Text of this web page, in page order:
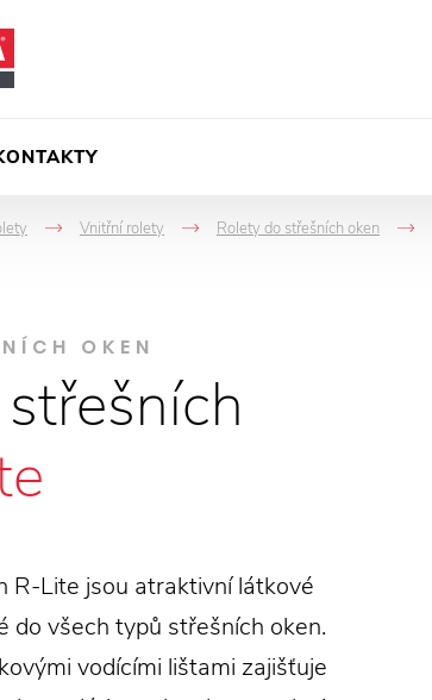
->
Vnitřní rolety
->
Rolety do střešních oken
OKEN
R-Lite jsou atraktivní látkové
do všech typů střešních oken.
vodícími lištami zajišťuje